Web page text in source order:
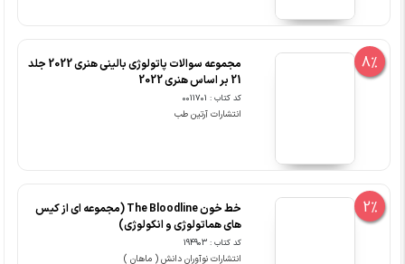
8%
مجموعه سوالات پاتولوژی بالینی هنری 2022 جلد
21 بر اساس هنری 2022
کد کتاب : 0011701
انتشارات آرتین طب
2%
خط خون The Bloodline (مجموعه ای از کیس
های هماتولوژی و انکولوژی)
کد کتاب : 194903
انتشارات نوآوران دانش ( ماهان )